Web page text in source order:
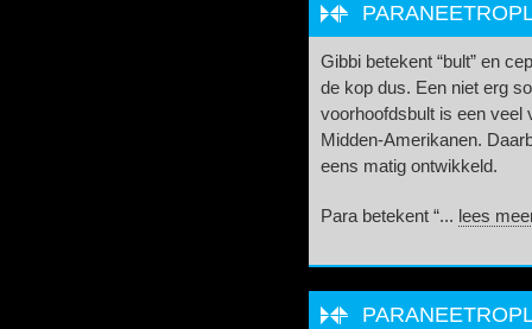
Gibbi betekent “bult” en
de kop dus. Een niet erg
voorhoofdsbult is een veel
Midden-Amerikanen.
eens matig ontwikkeld.
Para betekent “... lees